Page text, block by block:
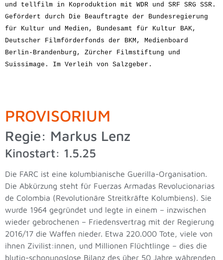
und tellfilm in Koproduktion mit WDR und SRF SRG SSR.
Gefördert durch Die Beauftragte der Bundesregierung
für Kultur und Medien, Bundesamt für Kultur BAK,
Deutscher Filmförderfonds der BKM, Medienboard
Berlin-Brandenburg, Zürcher Filmstiftung und
Suissimage. Im Verleih von Salzgeber.
PROVISORIUM
Regie: Markus Lenz
Kinostart: 1.5.25
Die FARC ist eine kolumbianische Guerilla-Organisation.
Die Abkürzung steht für Fuerzas Armadas Revolucionarias
de Colombia (Revolutionäre Streitkräfte Kolumbiens). Sie
wurde 1964 gegründet und legte in einem – inzwischen
wieder gebrochenen – Friedensvertrag mit der Regierung
2016/17 die Waffen nieder. Etwa 220.000 Tote, viele von
ihnen Zivilist:innen, und Millionen Flüchtlinge – dies die
blutig-schonungslose Bilanz des über 50 Jahre währenden